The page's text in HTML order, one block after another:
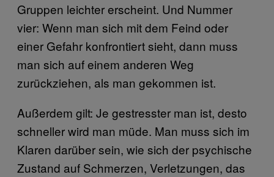
Gruppen leichter erscheint. Und Nummer
vier: Wenn man sich mit dem Feind oder
einer Gefahr konfrontiert sieht, dann muss
man sich auf einem anderen Weg
zurückziehen, als man gekommen ist.
Außerdem gilt: Je gestresster man ist, desto
schneller wird man müde. Man muss sich im
Klaren darüber sein, wie sich der psychische
Zustand auf Schmerzen, Verletzungen, das